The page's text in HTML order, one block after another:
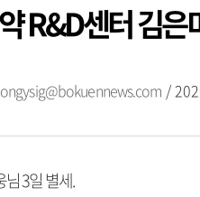
R&D센터 김은
/
3일 별세.